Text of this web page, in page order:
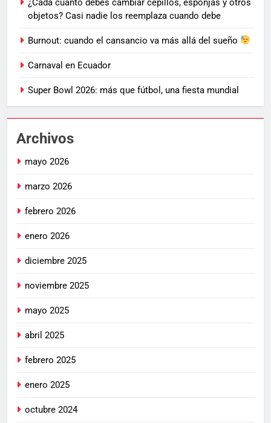
¿Cada cuánto debes cambiar cepillos, esponjas y otros
objetos? Casi nadie los reemplaza cuando debe
Burnout: cuando el cansancio va más allá del sueño
Carnaval en Ecuador
Super Bowl 2026: más que fútbol, una fiesta mundial
Archivos
mayo 2026
marzo 2026
febrero 2026
enero 2026
diciembre 2025
noviembre 2025
mayo 2025
abril 2025
febrero 2025
enero 2025
octubre 2024